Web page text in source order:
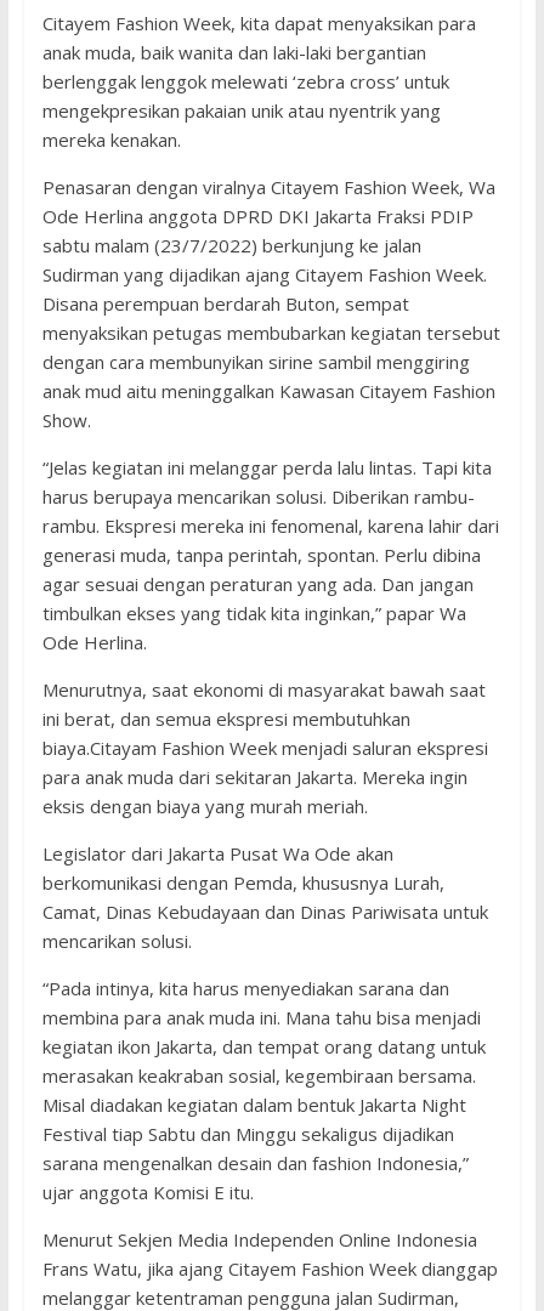
Citayem Fashion Week, kita dapat menyaksikan para
anak muda, baik wanita dan laki-laki bergantian
berlenggak lenggok melewati ‘zebra cross’ untuk
mengekpresikan pakaian unik atau nyentrik yang
mereka kenakan.
Penasaran dengan viralnya Citayem Fashion Week, Wa
Ode Herlina anggota DPRD DKI Jakarta Fraksi PDIP
sabtu malam (23/7/2022) berkunjung ke jalan
Sudirman yang dijadikan ajang Citayem Fashion Week.
Disana perempuan berdarah Buton, sempat
menyaksikan petugas membubarkan kegiatan tersebut
dengan cara membunyikan sirine sambil menggiring
anak mud aitu meninggalkan Kawasan Citayem Fashion
Show.
“Jelas kegiatan ini melanggar perda lalu lintas. Tapi kita
harus berupaya mencarikan solusi. Diberikan rambu-
rambu. Ekspresi mereka ini fenomenal, karena lahir dari
generasi muda, tanpa perintah, spontan. Perlu dibina
agar sesuai dengan peraturan yang ada. Dan jangan
timbulkan ekses yang tidak kita inginkan,” papar Wa
Ode Herlina.
Menurutnya, saat ekonomi di masyarakat bawah saat
ini berat, dan semua ekspresi membutuhkan
biaya.Citayam Fashion Week menjadi saluran ekspresi
para anak muda dari sekitaran Jakarta. Mereka ingin
eksis dengan biaya yang murah meriah.
Legislator dari Jakarta Pusat Wa Ode akan
berkomunikasi dengan Pemda, khususnya Lurah,
Camat, Dinas Kebudayaan dan Dinas Pariwisata untuk
mencarikan solusi.
“Pada intinya, kita harus menyediakan sarana dan
membina para anak muda ini. Mana tahu bisa menjadi
kegiatan ikon Jakarta, dan tempat orang datang untuk
merasakan keakraban sosial, kegembiraan bersama.
Misal diadakan kegiatan dalam bentuk Jakarta Night
Festival tiap Sabtu dan Minggu sekaligus dijadikan
sarana mengenalkan desain dan fashion Indonesia,”
ujar anggota Komisi E itu.
Menurut Sekjen Media Independen Online Indonesia
Frans Watu, jika ajang Citayem Fashion Week dianggap
melanggar ketentraman pengguna jalan Sudirman,